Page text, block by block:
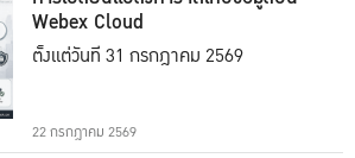
Webex Cloud
ตั้งแต่วันที่ 31 กรกฎาคม 2569
22 กรกฎาคม 2569